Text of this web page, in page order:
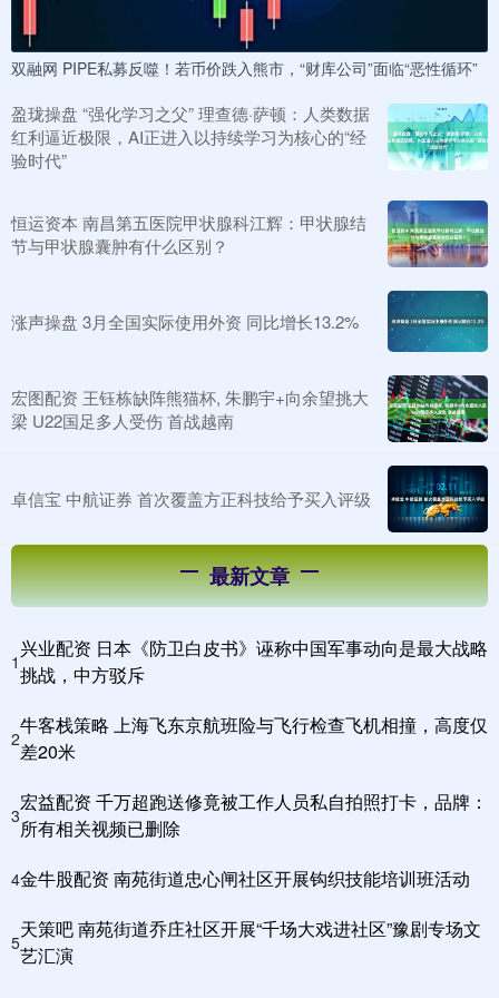
双融网 PIPE私募反噬！若币价跌入熊市，“财库公司”面临“恶性循环”
盈珑操盘 “强化学习之父” 理查德·萨顿：人类数据
红利逼近极限，AI正进入以持续学习为核心的“经
验时代”
恒运资本 南昌第五医院甲状腺科江辉：甲状腺结
节与甲状腺囊肿有什么区别？
涨声操盘 3月全国实际使用外资 同比增长13.2%
宏图配资 王钰栋缺阵熊猫杯, 朱鹏宇+向余望挑大
梁 U22国足多人受伤 首战越南
卓信宝 中航证券 首次覆盖方正科技给予买入评级
最新文章
1
兴业配资 日本《防卫白皮书》诬称中国军事动向是最大战略
挑战，中方驳斥
2
牛客栈策略 上海飞东京航班险与飞行检查飞机相撞，高度仅
差20米
3
宏益配资 千万超跑送修竟被工作人员私自拍照打卡，品牌：
所有相关视频已删除
4金牛股配资 南苑街道忠心闸社区开展钩织技能培训班活动
5
天策吧 南苑街道乔庄社区开展“千场大戏进社区”豫剧专场文
艺汇演